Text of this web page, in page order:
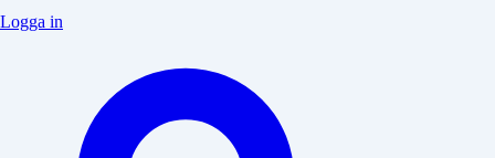
Logga in